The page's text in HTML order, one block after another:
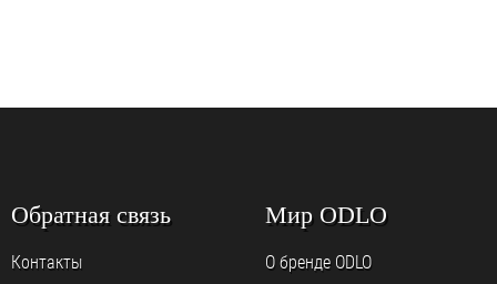
Обратная связь
Контакты
Мир ODLO
О бренде ODLO